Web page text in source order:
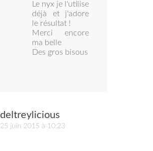
Le nyx je l'utilise
déjà et j'adore
le résultat !
Merci encore
ma belle
Des gros bisous
deltreylicious
25 juin 2015 à 10:23